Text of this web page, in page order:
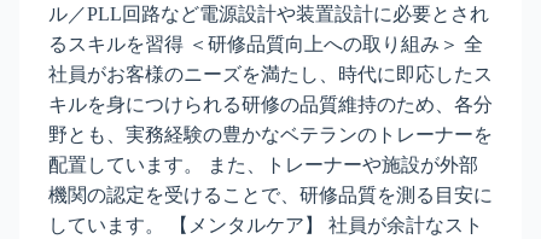
ル／PLL回路など電源設計や装置設計に必要とされ
るスキルを習得 ＜研修品質向上への取り組み＞ 全
社員がお客様のニーズを満たし、時代に即応したス
キルを身につけられる研修の品質維持のため、各分
野とも、実務経験の豊かなベテランのトレーナーを
配置しています。 また、トレーナーや施設が外部
機関の認定を受けることで、研修品質を測る目安に
しています。 【メンタルケア】 社員が余計なスト